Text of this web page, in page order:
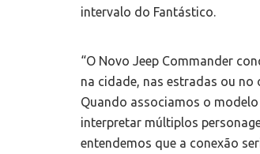
intervalo do Fantástico.
“O Novo Jeep Commander
na cidade, nas estradas ou
Quando associamos o
interpretar múltiplos
entendemos que a conexão